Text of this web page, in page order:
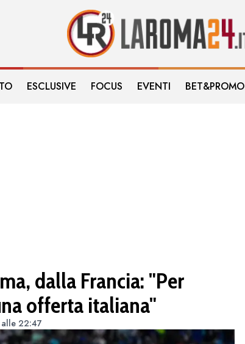
ESCLUSIVE FOCUS EVENTI BET&PROMO
dalla Francia: "Per
offerta italiana"
22:47